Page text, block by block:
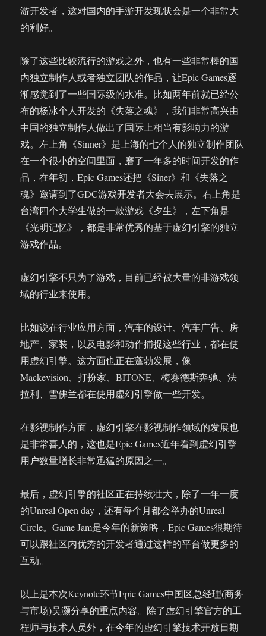
游开发者，这对国内的手游开发现状会是一个非常大
的利好。
除了这些比较流行的游戏之外，也有一些非常棒的国
内独立制作人或者独立团队的作品，让Epic Games逐
渐感觉到了一些国际级的水准。比如两年前就已经公
布的杨冰个人开发的《失落之魂》，我们非常高兴由
中国的独立制作人做出了国际上相当有影响力的游
戏。左上角《Sinner》是上海的七个人的独立制作团队
在一个很小的空间里面，磨了一年多的时间开发的作
品，在年初，Epic Games还把《Siner》和《失落之
魂》邀请到了GDC游戏开发者大会去展示。右上角是
台湾四个大学生做的一款游戏《夕生》，左下角是
《光明记忆》，都是非常优秀的基于虚幻引擎的独立
游戏作品。
虚幻引擎不只为了游戏，目前已经被大量的非游戏领
域的行业来使用。
比如说在行业应用方面，汽车的设计、汽车广告、房
地产、家装，以及电影和动作捕捉这些行业，都在使
用虚幻引擎。这方面也正在蓬勃发展，像
Mackevision、打扮家、BITONE、梅赛德斯奔驰、法
拉利、雪佛兰都在使用虚幻引擎做一些开发。
在影视制作方面，虚幻引擎在影视制作领域的发展也
是非常喜人的，这也是Epic Games近年看到虚幻引擎
用户数量增长非常迅猛的原因之一。
最后，虚幻引擎的社区正在持续壮大，除了一年一度
的Unreal Open day，还有每个月都会举办的Unreal
Circle。Game Jam是今年的新策略，Epic Games很期待
可以跟社区内优秀的开发者通过这样的平台做更多的
互动。
以上是本次Keynote环节Epic Games中国区总经理(商务
与市场)吴灏分享的重点内容。除了虚幻引擎官方的工
程师与技术人员外，在今年的虚幻引擎技术开放日期